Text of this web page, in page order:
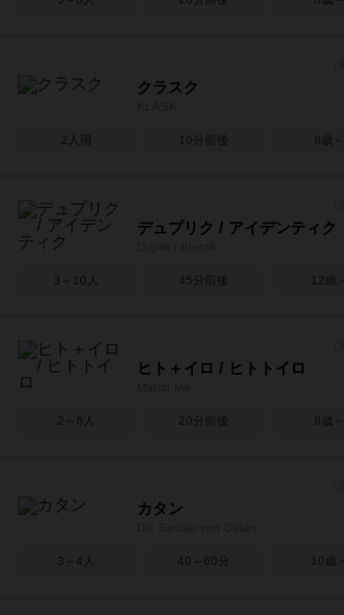
クラスク
2人用 10分前後 8歳～
デュプリク / アイデンティク
3～10人 45分前後 12歳～
ヒト＋イロ / ヒトトイロ
2～6人 20分前後 8歳～
カタン
3～4人 40～60分 10歳～